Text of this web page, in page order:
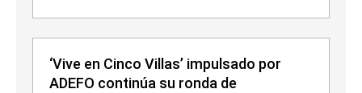
‘Vive en Cinco Villas’ impulsado por
ADEFO continúa su ronda de